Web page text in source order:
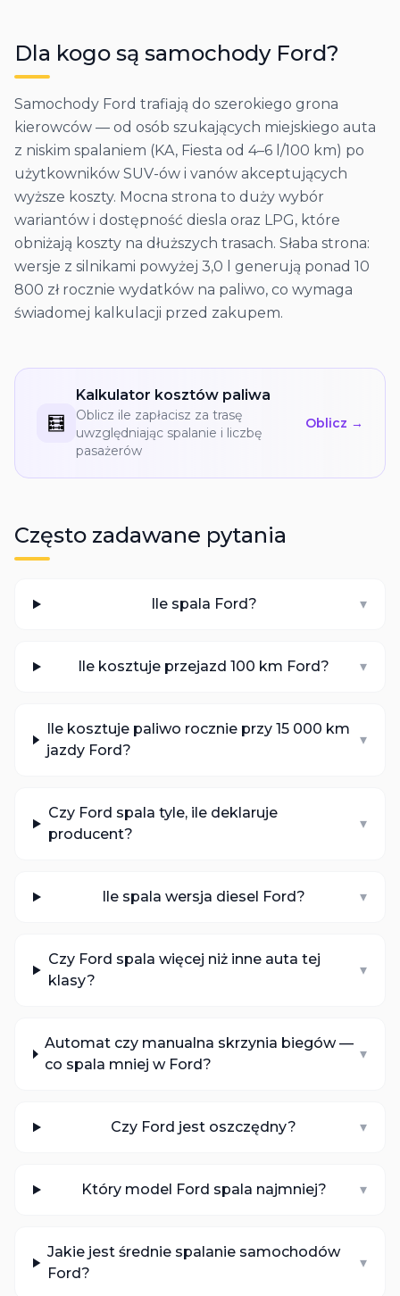
Dla kogo są samochody Ford?
Samochody Ford trafiają do szerokiego grona
kierowców — od osób szukających miejskiego auta
z niskim spalaniem (KA, Fiesta od 4–6 l/100 km) po
użytkowników SUV-ów i vanów akceptujących
wyższe koszty. Mocna strona to duży wybór
wariantów i dostępność diesla oraz LPG, które
obniżają koszty na dłuższych trasach. Słaba strona:
wersje z silnikami powyżej 3,0 l generują ponad 10
800 zł rocznie wydatków na paliwo, co wymaga
świadomej kalkulacji przed zakupem.
🧮
Kalkulator kosztów paliwa
Oblicz ile zapłacisz za trasę
uwzględniając spalanie i liczbę
pasażerów
Oblicz →
Często zadawane pytania
Ile spala Ford? ▾
Ile kosztuje przejazd 100 km Ford? ▾
Ile kosztuje paliwo rocznie przy 15 000 km
jazdy Ford?
▾
Czy Ford spala tyle, ile deklaruje
producent?
▾
Ile spala wersja diesel Ford? ▾
Czy Ford spala więcej niż inne auta tej
klasy?
▾
Automat czy manualna skrzynia biegów —
co spala mniej w Ford?
▾
Czy Ford jest oszczędny? ▾
Który model Ford spala najmniej? ▾
Jakie jest średnie spalanie samochodów
Ford?
▾